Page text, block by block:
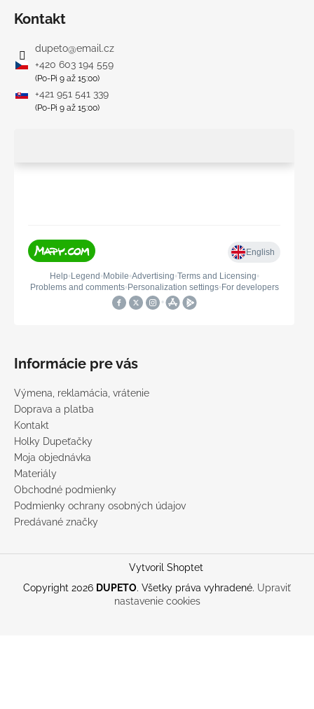
Kontakt
dupeto@email.cz
+420 603 194 559
(Po-Pi 9 až 15:00)
+421 951 541 339
(Po-Pi 9 až 15:00)
Informácie pre vás
Výmena, reklamácia, vrátenie
Doprava a platba
Kontakt
Holky Dupeťačky
Moja objednávka
Materiály
Obchodné podmienky
Podmienky ochrany osobných údajov
Predávané značky
Vytvoril Shoptet
Copyright 2026 DUPETO. Všetky práva vyhradené. Upraviť
nastavenie cookies